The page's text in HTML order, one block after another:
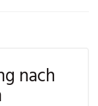
nach